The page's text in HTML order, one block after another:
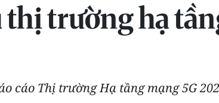
trường hạ
cáo Thị trường Hạ tầng mạng 5G